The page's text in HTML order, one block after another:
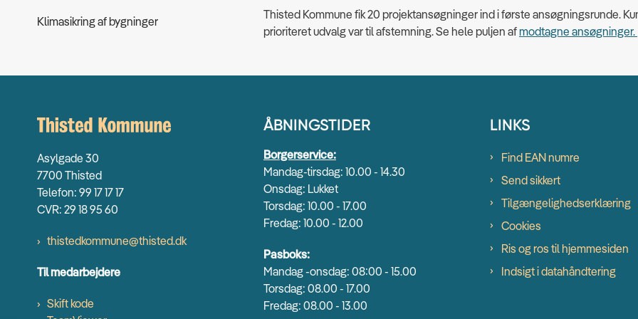
Klimasikring af bygninger
Thisted Kommune fik 20 projektansøgninger ind i første ansøgningsrunde.
prioriteret udvalg var til afstemning. Se hele puljen afmodtagne ansøgninger.
Asylgade 30
7700 Thisted
Telefon: 99 17 17 17
CVR: 29 18 95 60
thistedkommune@thisted.dk
Til medarbejdere
Skift kode
ÅBNINGSTIDER
Borgerservice:
Mandag-tirsdag: 10.00 - 14.30
Onsdag: Lukket
Torsdag: 10.00 - 17.00
Fredag: 10.00 - 12.00
Pasboks:
Mandag -onsdag: 08:00 - 15.00
Torsdag: 08.00 - 17.00
Fredag: 08.00 - 13.00
LINKS
Find EAN numre
Send sikkert
Tilgængelighedserklæring
Cookies
Ris og ros til hjemmesiden
Indsigt i datahåndtering